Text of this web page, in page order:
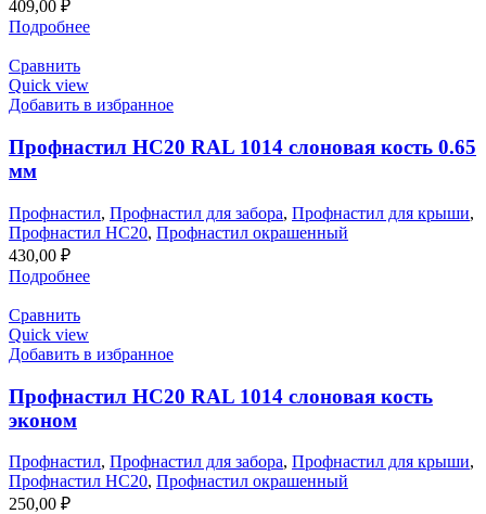
409,00 ₽
Подробнее
Сравнить
Quick view
Добавить в избранное
Профнастил НС20 RAL 1014 слоновая кость 0.65
мм
Профнастил, Профнастил для забора, Профнастил для крыши,
Профнастил НС20, Профнастил окрашенный
430,00 ₽
Подробнее
Сравнить
Quick view
Добавить в избранное
Профнастил НС20 RAL 1014 слоновая кость
эконом
Профнастил, Профнастил для забора, Профнастил для крыши,
Профнастил НС20, Профнастил окрашенный
250,00 ₽